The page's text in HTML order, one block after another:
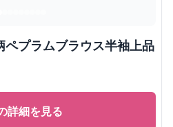
ペプラムブラウス半袖上品
詳細を見る